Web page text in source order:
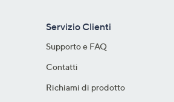
Servizio Clienti
Supporto e FAQ
Contatti
Richiami di prodotto